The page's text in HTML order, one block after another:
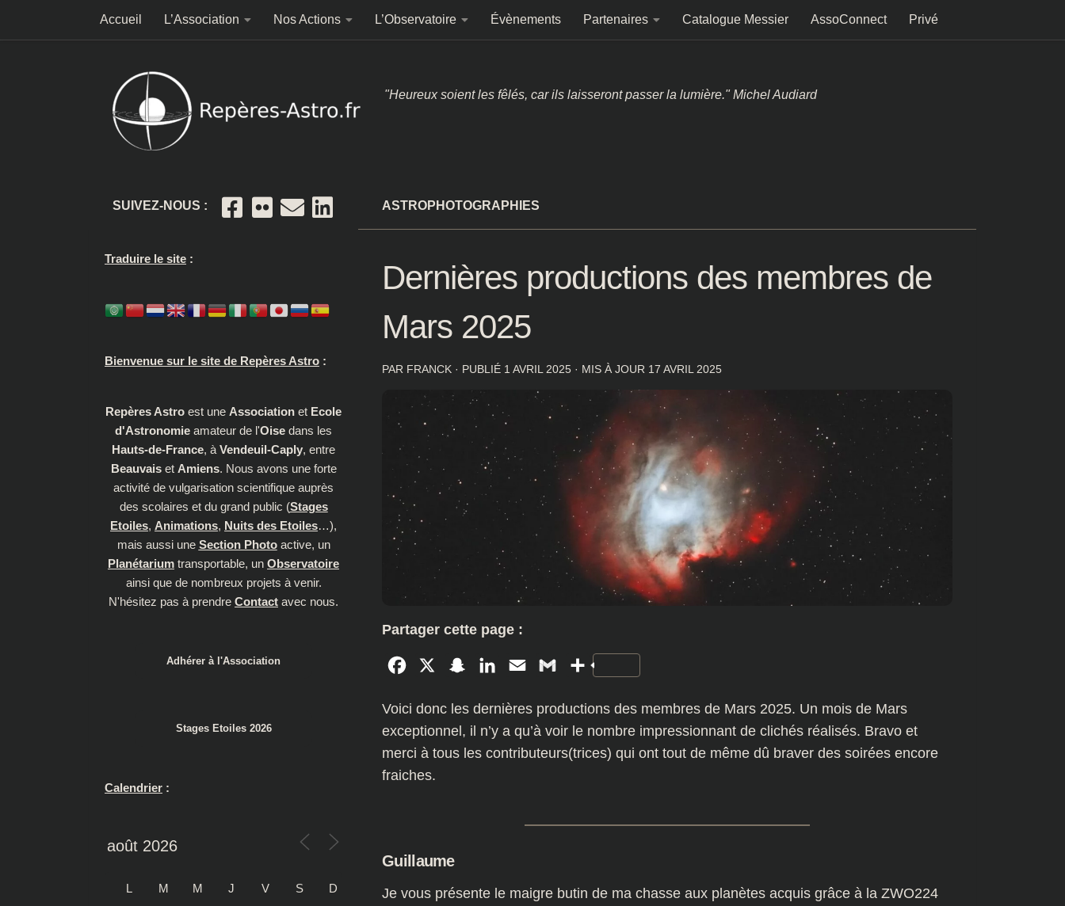
Skip to contentAccueil L’Association Nos Actions L’Observatoire Évènements Partenaires Catalogue Messier AssoConnect Privé
"Heureux soient les fêlés, car ils laisseront passer la lumière." Michel Audiard
ASTROPHOTOGRAPHIES
Dernières productions des membres de
Mars 2025
PAR FRANCK · PUBLIÉ 1 AVRIL 2025 · MIS À JOUR 17 AVRIL 2025
Partager cette page :
Facebook SnapchatLinkedInEmail GmailPartager
Voici donc les dernières productions des membres de Mars 2025. Un mois de Mars
exceptionnel, il n’y a qu’à voir le nombre impressionnant de clichés réalisés. Bravo et
merci à tous les contributeurs(trices) qui ont tout de même dû braver des soirées encore
fraiches.
Guillaume
Je vous présente le maigre butin de ma chasse aux planètes acquis grâce à la ZWO224
SUIVEZ-NOUS :
Traduire le site :
Bienvenue sur le site de Repères Astro :
Repères Astro est une Association et Ecole
d'Astronomie amateur de l'Oise dans les
Hauts-de-France, à Vendeuil-Caply, entre
Beauvaiset Amiens. Nous avons une forte
activité de vulgarisation scientifique auprès
des scolaires et du grand public (Stages
Etoiles, Animations, Nuits des Etoiles…),
mais aussi une Section Photoactive, un
Planétarium transportable, un Observatoire
ainsi que de nombreux projets à venir.
N'hésitez pas à prendre Contact avec nous.
Adhérer à l'Association
Stages Etoiles 2026
Calendrier :
L M M J V S D